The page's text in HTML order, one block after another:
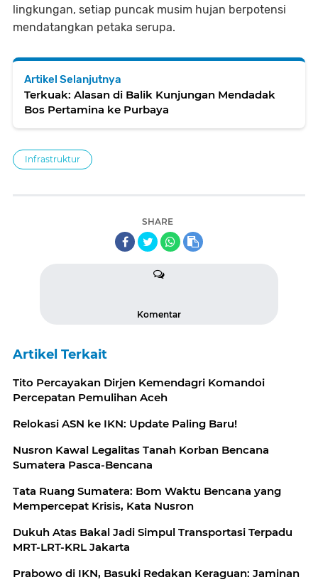
lingkungan, setiap puncak musim hujan berpotensi
mendatangkan petaka serupa.
Artikel Selanjutnya
Terkuak: Alasan di Balik Kunjungan Mendadak
Bos Pertamina ke Purbaya
Infrastruktur
SHARE
Komentar
Artikel Terkait
Tito Percayakan Dirjen Kemendagri Komandoi
Percepatan Pemulihan Aceh
Relokasi ASN ke IKN: Update Paling Baru!
Nusron Kawal Legalitas Tanah Korban Bencana
Sumatera Pasca-Bencana
Tata Ruang Sumatera: Bom Waktu Bencana yang
Mempercepat Krisis, Kata Nusron
Dukuh Atas Bakal Jadi Simpul Transportasi Terpadu
MRT-LRT-KRL Jakarta
Prabowo di IKN, Basuki Redakan Keraguan: Jaminan